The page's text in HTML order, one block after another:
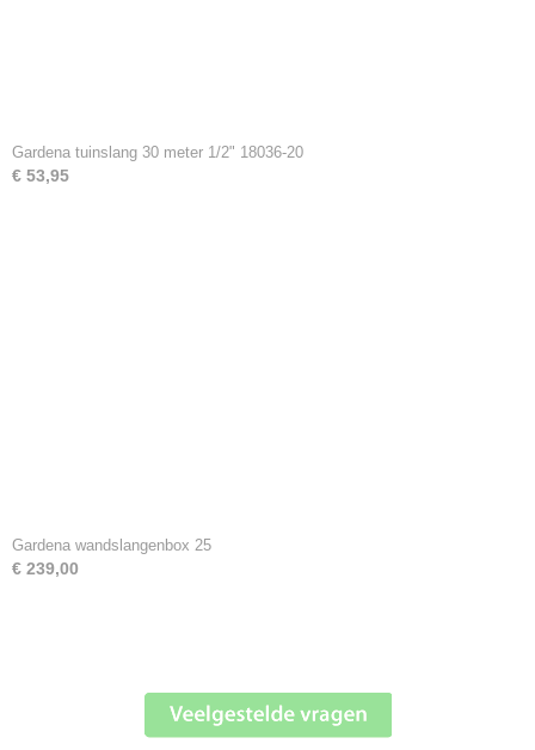
Gardena tuinslang 30 meter 1/2" 18036-20
€ 53,95
Gardena wandslangenbox 25
€ 239,00